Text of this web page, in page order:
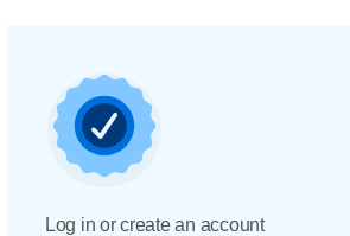
Log in or create an account